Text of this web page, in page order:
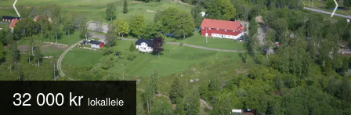
32 000 kr lokalleie